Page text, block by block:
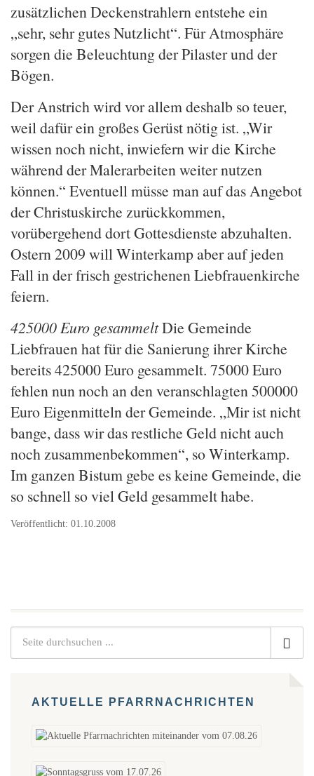
zusätzlichen Deckenstrahlern entstehe ein
„sehr, sehr gutes Nutzlicht“. Für Atmosphäre
sorgen die Beleuchtung der Pilaster und der
Bögen.
Der Anstrich wird vor allem deshalb so teuer,
weil dafür ein großes Gerüst nötig ist. „Wir
wissen noch nicht, inwiefern wir die Kirche
während der Malerarbeiten weiter nutzen
können.“ Eventuell müsse man auf das Angebot
der Christuskirche zurückkommen,
vorübergehend dort Gottesdienste abzuhalten.
Ostern 2009 will Winterkamp aber auf jeden
Fall in der frisch gestrichenen Liebfrauenkirche
feiern.
425000 Euro gesammeltDie Gemeinde
Liebfrauen hat für die Sanierung ihrer Kirche
bereits 425000 Euro gesammelt. 75000 Euro
fehlen nun noch an den veranschlagten 500000
Euro Eigenmitteln der Gemeinde. „Mir ist nicht
bange, dass wir das restliche Geld nicht auch
noch zusammenbekommen“, so Winterkamp.
Im ganzen Bistum gebe es keine Gemeinde, die
so schnell so viel Geld gesammelt habe.
Veröffentlicht: 01.10.2008
AKTUELLE PFARRNACHRICHTEN